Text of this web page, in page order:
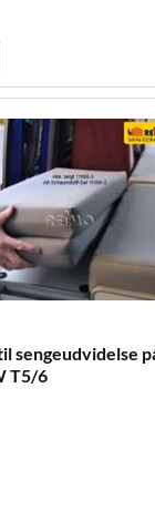
sengeudvidelse
T5/6